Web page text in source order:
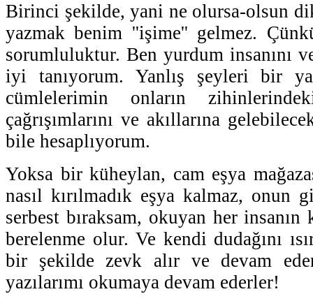
Birinci şekilde, yani ne olursa-olsun
yazmak benim ''işime'' gelmez.
sorumluluktur. Ben yurdum insanını
iyi tanıyorum. Yanlış şeyleri bir
cümlelerimin onların
çağrışımlarını ve akıllarına
bile hesaplıyorum.
Yoksa bir küheylan, cam eşya
nasıl kırılmadık eşya kalmaz, onun
serbest bıraksam, okuyan her
berelenme olur. Ve kendi dudağını
bir şekilde zevk alır ve devam
yazılarımı okumaya devam ederler!